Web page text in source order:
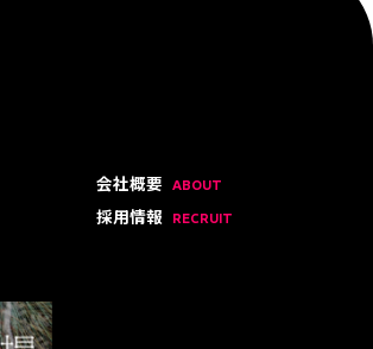
会社概要 ABOUT
採用情報 RECRUIT